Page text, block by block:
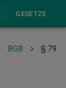
GESETZE
BGB § 79